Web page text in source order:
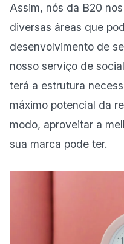
Assim, nós da B20
diversas áreas que
desenvolvimento de
nosso serviço de
terá a estrutura
máximo potencial da
modo, aproveitar a
sua marca pode ter.